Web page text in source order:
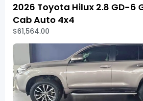
2026 Toyota Hilux 2.8 GD-6
Cab Auto 4x4
$61,564.00